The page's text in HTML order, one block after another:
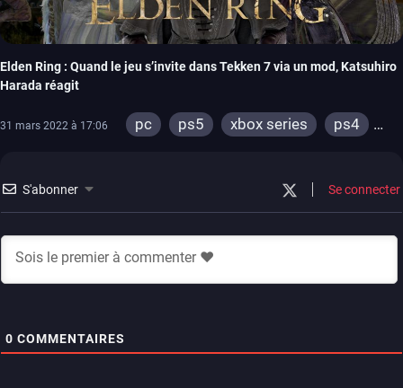
Elden Ring : Quand le jeu s’invite dans Tekken 7 via un mod, Katsuhiro
Harada réagit
31 mars 2022 à 17:06 pc ps5 xbox series
ps4
S'abonner Se connecter
0 COMMENTAIRES